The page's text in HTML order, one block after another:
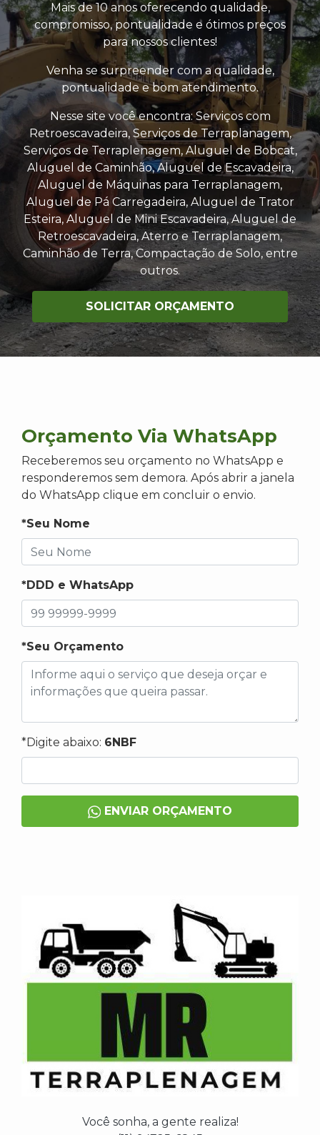
Mais de 10 anos oferecendo qualidade,
compromisso, pontualidade e ótimos preços
para nossos clientes!
Venha se surpreender com a qualidade,
pontualidade e bom atendimento.
Nesse site você encontra: Serviços com
Retroescavadeira, Serviços de Terraplanagem,
Serviços de Terraplenagem, Aluguel de Bobcat,
Aluguel de Caminhão, Aluguel de Escavadeira,
Aluguel de Máquinas para Terraplanagem,
Aluguel de Pá Carregadeira, Aluguel de Trator
Esteira, Aluguel de Mini Escavadeira, Aluguel de
Retroescavadeira, Aterro e Terraplanagem,
Caminhão de Terra, Compactação de Solo, entre
outros.
SOLICITAR ORÇAMENTO
Orçamento Via WhatsApp
Receberemos seu orçamento no WhatsApp e
responderemos sem demora. Após abrir a janela
do WhatsApp clique em concluir o envio.
*Seu Nome
*DDD e WhatsApp
*Seu Orçamento
*Digite abaixo: 6NBF
ENVIAR ORÇAMENTO
Você sonha, a gente realiza!